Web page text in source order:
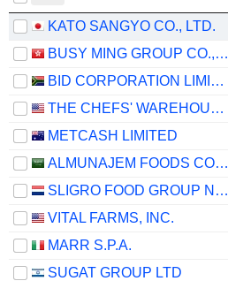
FUJI CO., LTD.
MITSUBISHI CORPORATION
KATO SANGYO CO., LTD.
BUSY MING GROUP CO., LTD.
BID CORPORATION LIMITED
THE CHEFS' WAREHOUSE, INC.
METCASH LIMITED
ALMUNAJEM FOODS COMPANY
SLIGRO FOOD GROUP N.V.
VITAL FARMS, INC.
MARR S.P.A.
SUGAT GROUP LTD